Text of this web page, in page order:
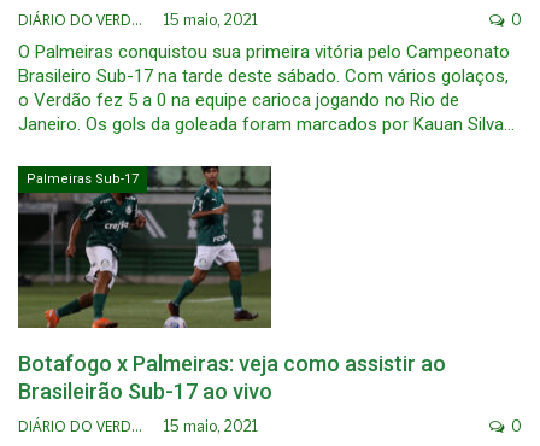
DIÁRIO DO VERDÃO 15 maio, 2021 0
O Palmeiras conquistou sua primeira vitória pelo Campeonato
Brasileiro Sub-17 na tarde deste sábado. Com vários golaços,
o Verdão fez 5 a 0 na equipe carioca jogando no Rio de
Janeiro. Os gols da goleada foram marcados por Kauan Silva…
Palmeiras Sub-17
Botafogo x Palmeiras: veja como assistir ao
Brasileirão Sub-17 ao vivo
DIÁRIO DO VERDÃO 15 maio, 2021 0